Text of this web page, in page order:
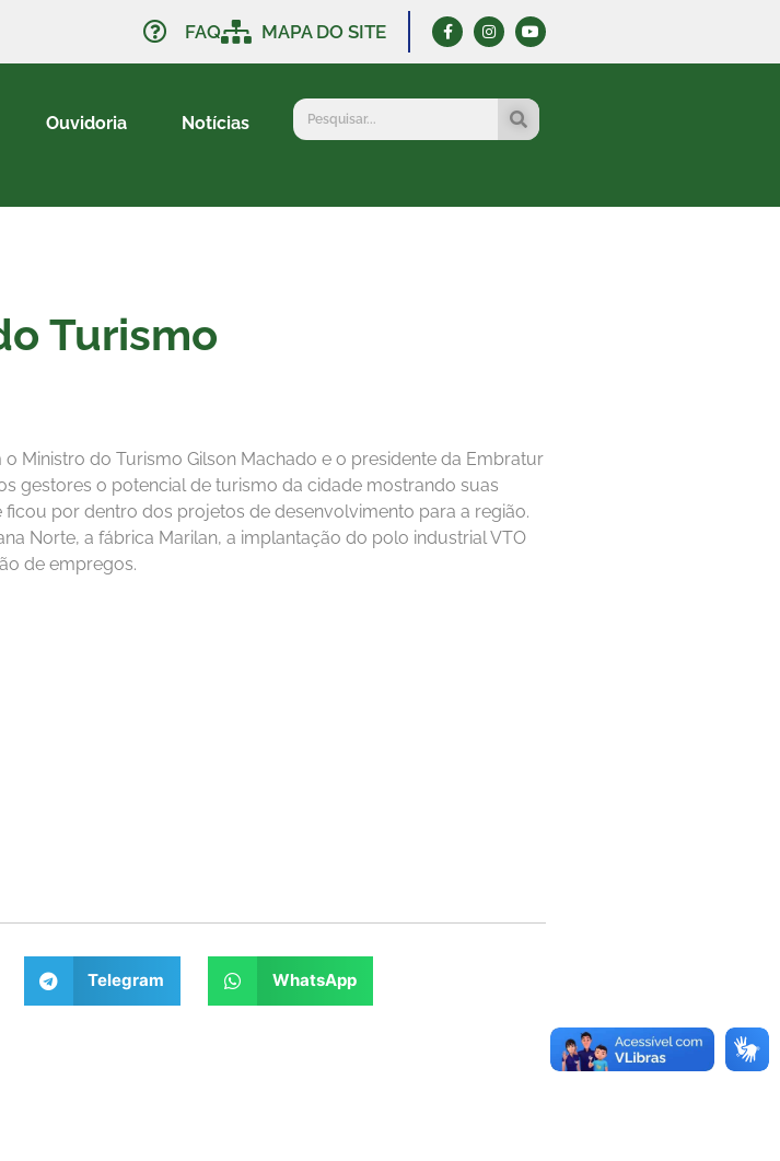
FAQ MAPA DO SITE
Ouvidoria Notícias
Turismo
Ministro do Turismo Gilson Machado e o presidente da Embratur
gestores o potencial de turismo da cidade mostrando suas
por dentro dos projetos de desenvolvimento para a região.
Norte, a fábrica Marilan, a implantação do polo industrial VTO
de empregos.
Telegram WhatsApp